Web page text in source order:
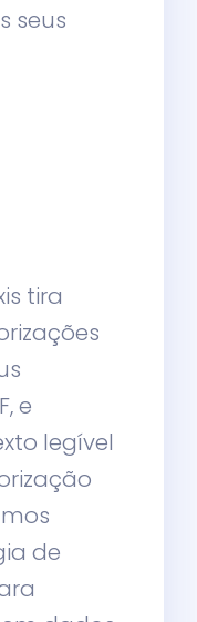
seus
tira
e
legível
de